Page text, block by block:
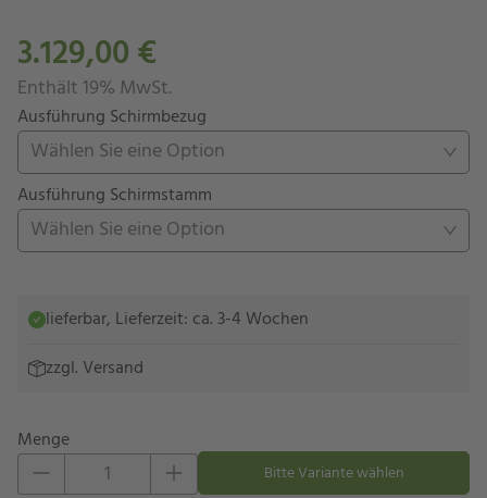
3.129,00 €
Enthält 19% MwSt.
Ausführung Schirmbezug
Wählen Sie eine Option
Ausführung Schirmstamm
Wählen Sie eine Option
lieferbar, Lieferzeit: ca. 3-4 Wochen
zzgl. Versand
Menge
Eins hinzufügen Eins entfernenBitte Variante wählen